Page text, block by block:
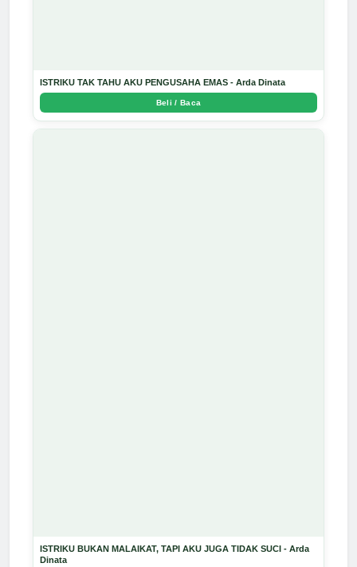
ISTRIKU TAK TAHU AKU PENGUSAHA EMAS - Arda Dinata
Beli / Baca
ISTRIKU BUKAN MALAIKAT, TAPI AKU JUGA TIDAK SUCI - Arda
Dinata